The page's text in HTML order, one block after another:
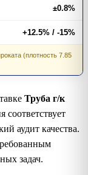
±0.8%
+12.5% / -15%
(плотность 7.85
Труба г/к
соответствует
аудит качества.
задач.